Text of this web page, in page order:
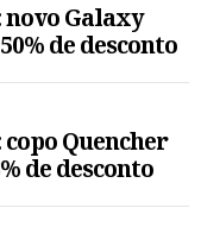
novo Galaxy
de desconto
Quencher
de desconto